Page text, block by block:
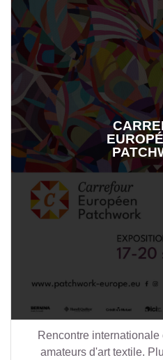
Rencontre
amateurs d'art textile.